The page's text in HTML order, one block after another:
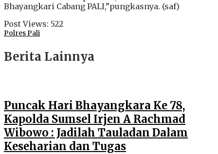
Bhayangkari Cabang PALI,”pungkasnya. (saf)
Post Views: 522
Polres Pali
Berita Lainnya
Puncak Hari Bhayangkara Ke 78,
Kapolda Sumsel Irjen A Rachmad
Wibowo : Jadilah Tauladan Dalam
Keseharian dan Tugas